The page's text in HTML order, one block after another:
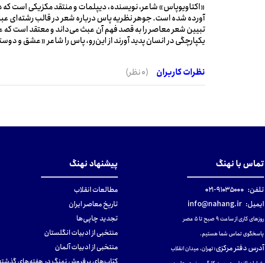
«اکتاویوپاس» شاعر، نویسنده، دیپلمات و منتقد مکزیکی است که
آورده شده است. جوهر نظریه پاس درباره شعر در قالب رشته‌ای
تبیین شعر معاصر را به قصد فهم آن عبث می‌داند و معتقد است که
یکپارچگی در انسان پدید آورند از این‌رو، پاس را شاعر «عشق و
نظرات کاربران (0 نظر)
تماس با نهنگ
تلفن: ۹۱۰۳۵۰۰۰-۰۲۱
ایمیل: info@nahang.ir
روزهای کاری از ساعت ۹ صبح تا ۵ عصر
پاسخگوی تماس شما هستیم.
آدرس دفتر مرکزی:تهران، میدان انقلاب
پیشنهاد نهنگ
مطالعات انقلاب
تاریخ معاصر ایران
تجدید چاپی‌ها
منتخبی از ادبیات انگلستان
منتخبی از ادبیات آلمان